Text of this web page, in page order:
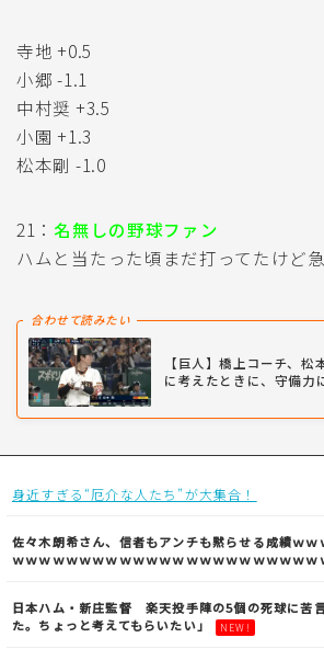
寺地 +0.5
小郷 -1.1
中村奨 +3.5
小園 +1.3
松本剛 -1.0
21： 名無しの野球ファン
ハムと当たった頃まだ打ってたけど
合わせて読みたい
【巨人】橋上コーチ、松
に考えたときに、守備力
身近すぎる“厄介な人たち”が大集合！
佐々木朗希さん、信者もアンチも黙らせる成績ｗｗ
ｗｗｗｗｗｗｗｗｗｗｗｗｗｗｗｗｗｗｗｗｗｗｗ
日本ハム・新庄監督 楽天投手陣の5個の死球に苦
た。ちょっと考えてもらいたい」
NEW!